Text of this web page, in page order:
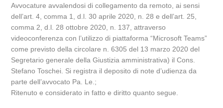
Avvocature avvalendosi di collegamento da remoto, ai sensi
dell’art. 4, comma 1, d.l. 30 aprile 2020, n. 28 e dell’art. 25,
comma 2, d.l. 28 ottobre 2020, n. 137, attraverso
videoconferenza con l’utilizzo di piattaforma “Microsoft Teams”
come previsto della circolare n. 6305 del 13 marzo 2020 del
Segretario generale della Giustizia amministrativa) il Cons.
Stefano Toschei. Si registra il deposito di note d’udienza da
parte dell’avvocato Pa. Le.;
Ritenuto e considerato in fatto e diritto quanto segue.